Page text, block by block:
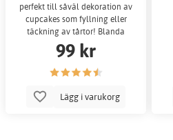
perfekt till såväl dekoration av
cupcakes som fyllning eller
täckning av tårtor! Blanda
endast
99 kr
Lägg i varukorg